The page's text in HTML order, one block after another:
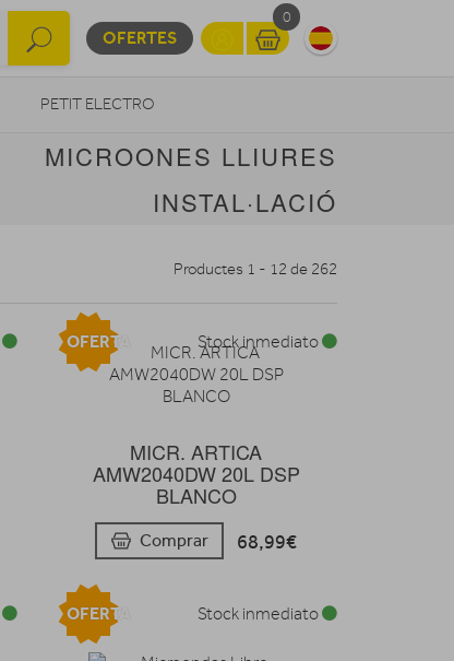
OFERTES
0
PETIT ELECTRO
MICROONES LLIURES
INSTAL·LACIÓ
Productes 1 - 12 de 262
MICR. ARTICA
AMW2040DW 20L DSP
BLANCO
Comprar 68,99€
Stock inmediato
OFERTA
Stock inmediato
OFERTA